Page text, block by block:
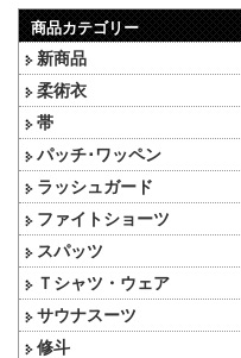
商品カテゴリー
新商品
柔術衣
帯
パッチ･ワッペン
ラッシュガード
ファイトショーツ
スパッツ
Ｔシャツ・ウェア
サウナスーツ
修斗